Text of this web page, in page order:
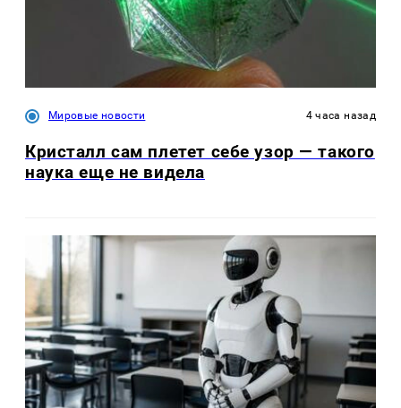
Мировые новости 4 часа назад
Кристалл сам плетет себе узор — такого
наука еще не видела